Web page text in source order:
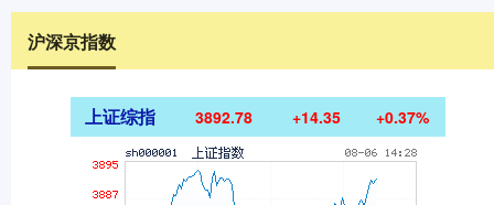
沪深京指数
上证综指 3892.78 +14.35 +0.37%